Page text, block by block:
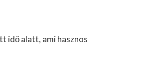
idő alatt, ami hasznos